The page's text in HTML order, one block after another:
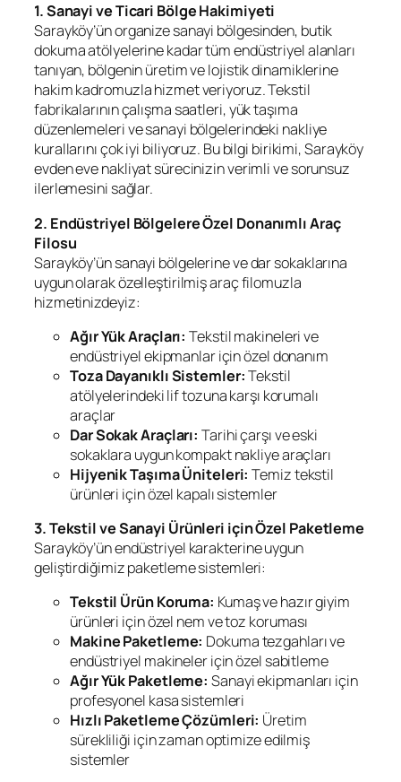
1. Sanayi ve Ticari Bölge Hakimiyeti
Sarayköy’ün organize sanayi bölgesinden, butik
dokuma atölyelerine kadar tüm endüstriyel alanları
tanıyan, bölgenin üretim ve lojistik dinamiklerine
hakim kadromuzla hizmet veriyoruz. Tekstil
fabrikalarının çalışma saatleri, yük taşıma
düzenlemeleri ve sanayi bölgelerindeki nakliye
kurallarını çok iyi biliyoruz. Bu bilgi birikimi, Sarayköy
evden eve nakliyat sürecinizin verimli ve sorunsuz
ilerlemesini sağlar.
2. Endüstriyel Bölgelere Özel Donanımlı Araç
Filosu
Sarayköy’ün sanayi bölgelerine ve dar sokaklarına
uygun olarak özelleştirilmiş araç filomuzla
hizmetinizdeyiz:
Ağır Yük Araçları: Tekstil makineleri ve
endüstriyel ekipmanlar için özel donanım
Toza Dayanıklı Sistemler:Tekstil
atölyelerindeki lif tozuna karşı korumalı
araçlar
Dar Sokak Araçları: Tarihi çarşı ve eski
sokaklara uygun kompakt nakliye araçları
Hijyenik Taşıma Üniteleri: Temiz tekstil
ürünleri için özel kapalı sistemler
3. Tekstil ve Sanayi Ürünleri için Özel Paketleme
Sarayköy’ün endüstriyel karakterine uygun
geliştirdiğimiz paketleme sistemleri:
Tekstil Ürün Koruma: Kumaş ve hazır giyim
ürünleri için özel nem ve toz koruması
Makine Paketleme: Dokuma tezgahları ve
endüstriyel makineler için özel sabitleme
Ağır Yük Paketleme: Sanayi ekipmanları için
profesyonel kasa sistemleri
Hızlı Paketleme Çözümleri: Üretim
sürekliliği için zaman optimize edilmiş
sistemler